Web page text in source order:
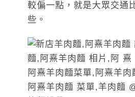
較偏一點，就是大眾交通
些。